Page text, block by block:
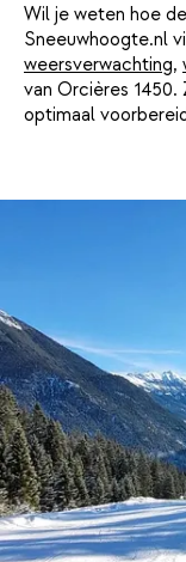
Wil je weten hoe
Sneeuwhoogte.nl
weersverwachting,
van Orcières
optimaal